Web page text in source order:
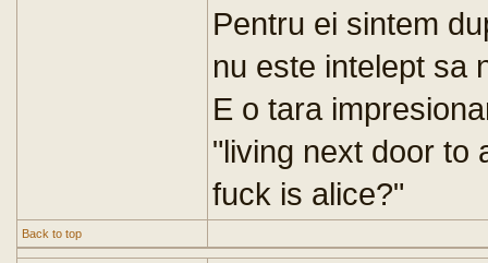
Pentru ei sintem
nu este intelept sa
E o tara
"living next door to
fuck is alice?"
Back to top